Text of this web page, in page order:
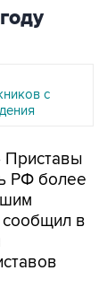
с
Приставы
РФ более
сообщил в